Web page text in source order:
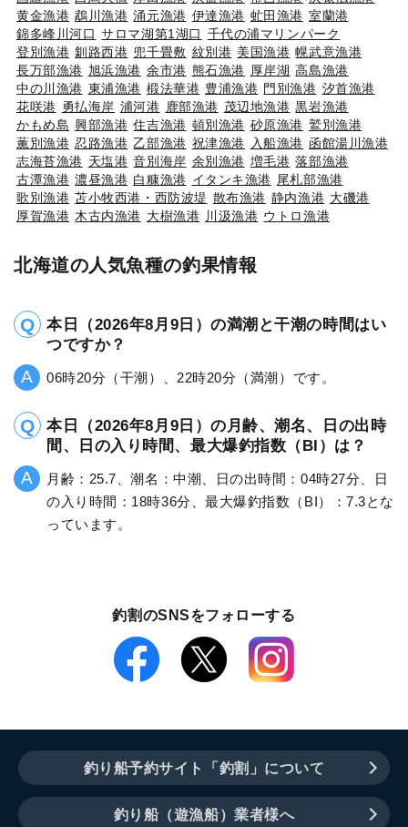
黄金漁港 鵡川漁港 涌元漁港 伊達漁港 虻田漁港 室蘭港
錦多峰川河口 サロマ湖第1湖口 千代の浦マリンパーク
登別漁港 釧路西港 兜千畳敷 紋別港 美国漁港 幌武意漁港
長万部漁港 旭浜漁港 余市港 熊石漁港 厚岸湖 高島漁港
中の川漁港 東浦漁港 椴法華港 豊浦漁港 門別漁港 汐首漁港
花咲港 勇払海岸 浦河港 鹿部漁港 茂辺地漁港 黒岩漁港
かもめ島 興部漁港 住吉漁港 頓別漁港 砂原漁港 鷲別漁港
薫別漁港 忍路漁港 乙部漁港 祝津漁港 入船漁港 函館湯川漁港
志海苔漁港 天塩港 音別海岸 余別漁港 増毛港 落部漁港
古潭漁港 濃昼漁港 白糠漁港 イタンキ漁港 尾札部漁港
歌別漁港 苫小牧西港・西防波堤 散布漁港 静内漁港 大磯港
厚賀漁港 木古内漁港 大樹漁港 川汲漁港 ウトロ漁港
北海道の人気魚種の釣果情報
本日（2026年8月9日）の満潮と干潮の時間はい
つですか？
06時20分（干潮）、22時20分（満潮）です。
本日（2026年8月9日）の月齢、潮名、日の出時
間、日の入り時間、最大爆釣指数（BI）は？
月齢：25.7、潮名：中潮、日の出時間：04時27分、日
の入り時間：18時36分、最大爆釣指数（BI）：7.3とな
っています。
釣割のSNSをフォローする
釣り船予約サイト「釣割」について
釣り船（遊漁船）業者様へ